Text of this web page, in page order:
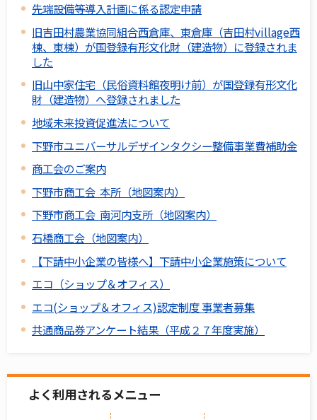
先端設備等導入計画に係る認定申請
旧吉田村農業協同組合西倉庫、東倉庫（吉田村village西
棟、東棟）が国登録有形文化財（建造物）に登録されま
した
旧山中家住宅（民俗資料館夜明け前）が国登録有形文化
財（建造物）へ登録されました
地域未来投資促進法について
下野市ユニバーサルデザインタクシー整備事業費補助金
商工会のご案内
下野市商工会 本所（地図案内）
下野市商工会 南河内支所（地図案内）
石橋商工会（地図案内）
【下請中小企業の皆様へ】下請中小企業施策について
エコ（ショップ＆オフィス）
エコ(ショップ＆オフィス)認定制度 事業者募集
共通商品券アンケート結果（平成２７年度実施）
よく利用されるメニュー